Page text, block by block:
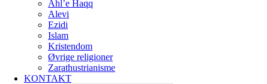
Ahl’e Haqq
Alevi
Ezidi
Islam
Kristendom
Øvrige religioner
Zarathustrianisme
KONTAKT